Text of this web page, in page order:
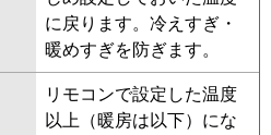
に戻ります。冷えすぎ・
暖めすぎを防ぎます。
リモコンで設定した温度
以上（暖房は以下）にな